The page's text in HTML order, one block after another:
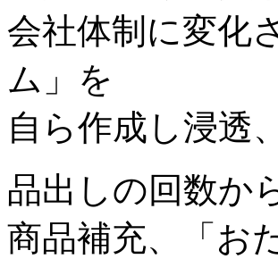
会社体制に変化
ム」 を
自ら作成し浸透
品出しの回数か
商品補充、「お